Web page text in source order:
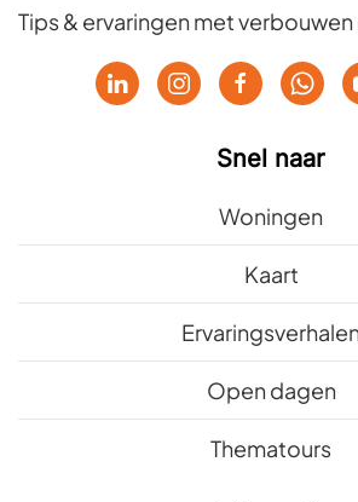
Tips & ervaringen met
Snel naar
Woningen
Kaart
Open dagen
Thematours